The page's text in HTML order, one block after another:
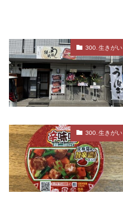
300. 生きがい
300. 生きがい